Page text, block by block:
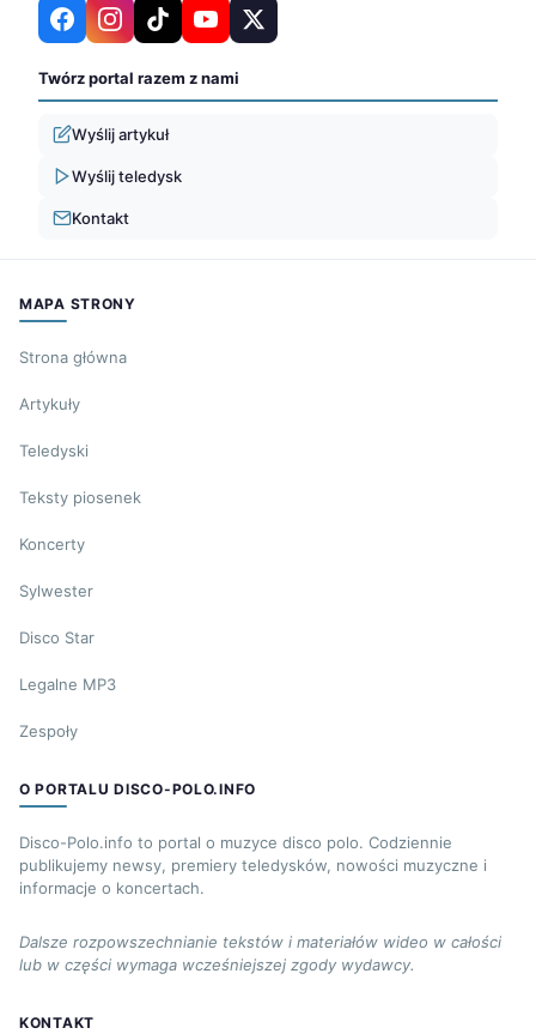
Twórz portal razem z nami
Wyślij artykuł
Wyślij teledysk
Kontakt
MAPA STRONY
Strona główna
Artykuły
Teledyski
Teksty piosenek
Koncerty
Sylwester
Disco Star
Legalne MP3
Zespoły
O PORTALU DISCO-POLO.INFO
Disco-Polo.info to portal o muzyce disco polo. Codziennie
publikujemy newsy, premiery teledysków, nowości muzyczne i
informacje o koncertach.
Dalsze rozpowszechnianie tekstów i materiałów wideo w całości
lub w części wymaga wcześniejszej zgody wydawcy.
KONTAKT